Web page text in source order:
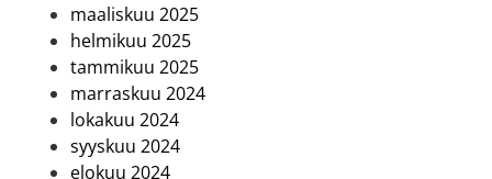
maaliskuu 2025
helmikuu 2025
tammikuu 2025
marraskuu 2024
lokakuu 2024
syyskuu 2024
elokuu 2024